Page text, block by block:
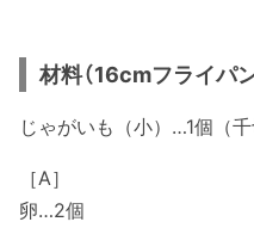
材料（16cmフライパ
じゃがいも（小）…1個（千
［A］
卵…2個